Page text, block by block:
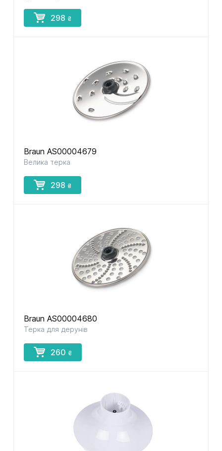
298 ₴
Braun AS00004679
Велика терка
298 ₴
Braun AS00004680
Терка для дерунів
260 ₴